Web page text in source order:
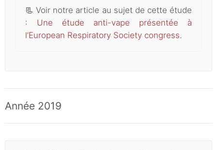
📃 Voir notre article au sujet de cette étude
: Une étude anti-vape présentée à
l’European Respiratory Society congress.
Année 2019